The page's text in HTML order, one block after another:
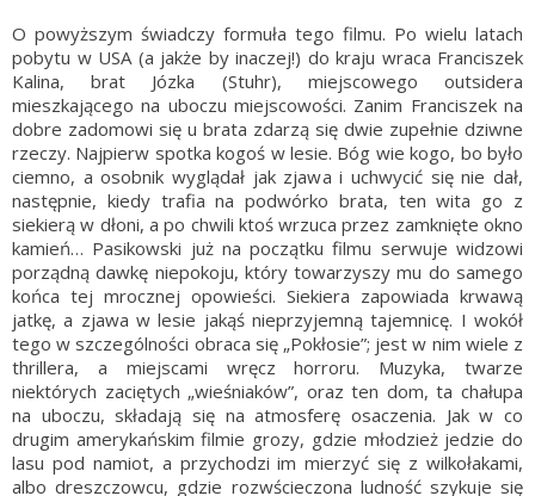
O powyższym świadczy formuła tego filmu. Po wielu latach
pobytu w USA (a jakże by inaczej!) do kraju wraca Franciszek
Kalina, brat Józka (Stuhr), miejscowego outsidera
mieszkającego na uboczu miejscowości. Zanim Franciszek na
dobre zadomowi się u brata zdarzą się dwie zupełnie dziwne
rzeczy. Najpierw spotka kogoś w lesie. Bóg wie kogo, bo było
ciemno, a osobnik wyglądał jak zjawa i uchwycić się nie dał,
następnie, kiedy trafia na podwórko brata, ten wita go z
siekierą w dłoni, a po chwili ktoś wrzuca przez zamknięte okno
kamień… Pasikowski już na początku filmu serwuje widzowi
porządną dawkę niepokoju, który towarzyszy mu do samego
końca tej mrocznej opowieści. Siekiera zapowiada krwawą
jatkę, a zjawa w lesie jakąś nieprzyjemną tajemnicę. I wokół
tego w szczególności obraca się „Pokłosie”; jest w nim wiele z
thrillera, a miejscami wręcz horroru. Muzyka, twarze
niektórych zaciętych „wieśniaków”, oraz ten dom, ta chałupa
na uboczu, składają się na atmosferę osaczenia. Jak w co
drugim amerykańskim filmie grozy, gdzie młodzież jedzie do
lasu pod namiot, a przychodzi im mierzyć się z wilkołakami,
albo dreszczowcu, gdzie rozwścieczona ludność szykuje się